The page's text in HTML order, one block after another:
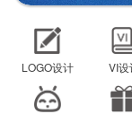
LOGO设计 VI设